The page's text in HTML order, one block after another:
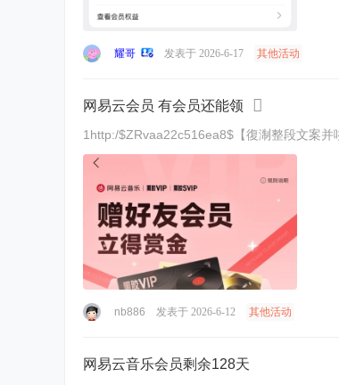
耀哥 发表于 2026-6-17 其他活动
网易云会员 有会员还能领
1http:/$ZRvaa22c516ea8$【復淛整段文案
nb886 发表于 2026-6-12 其他活动
网易云音乐会员剩余128天